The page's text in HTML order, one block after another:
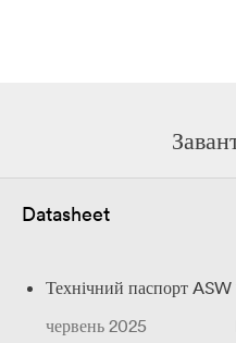
Datasheet
Технічний паспорт
червень 2025